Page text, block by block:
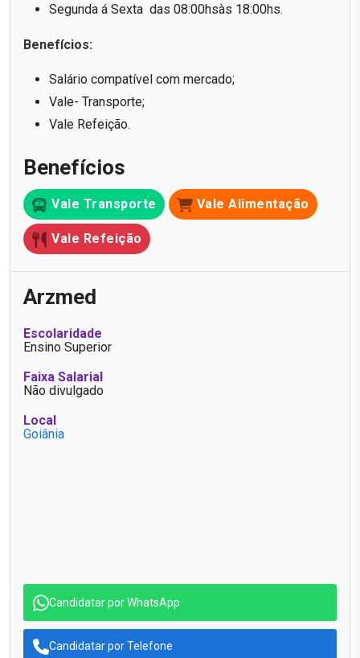
Segunda á Sexta das 08:00hsàs 18:00hs.
Benefícios:
Salário compatível com mercado;
Vale- Transporte;
Vale Refeição.
Benefícios
Vale Transporte Vale Alimentação
Vale Refeição
Arzmed
Escolaridade
Ensino Superior
Faixa Salarial
Não divulgado
Local
Goiânia
Candidatar por WhatsApp
Candidatar por Telefone